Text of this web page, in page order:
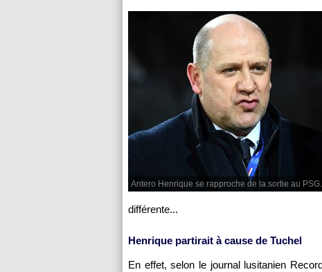
Antero Henrique se rapproche de la sortie au PSG.
différente...
Henrique partirait à cause de Tuchel
En effet, selon le journal lusitanien